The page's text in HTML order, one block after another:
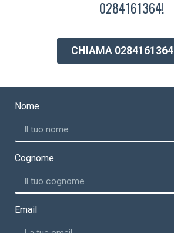
0284161364!
CHIAMA 0284161364
Nome
Cognome
Email